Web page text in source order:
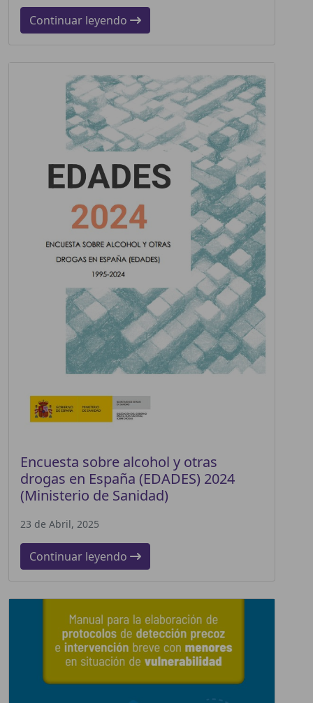
Continuar leyendo
Encuesta sobre alcohol y otras
drogas en España (EDADES) 2024
(Ministerio de Sanidad)
23 de Abril, 2025
Continuar leyendo